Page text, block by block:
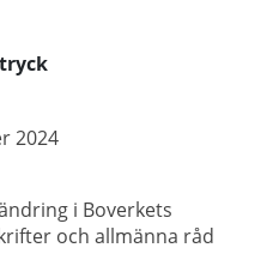
2024
i Boverkets
och allmänna råd